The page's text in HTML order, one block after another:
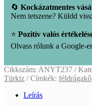
🔄 Kockázatmentes
Nem tetszene? Küldd
⭐ Pozitív valós
Olvass rólunk a Google-
Cikkszám: ANYT237
Türkiz
Címkék: féldrágakő
Leírás